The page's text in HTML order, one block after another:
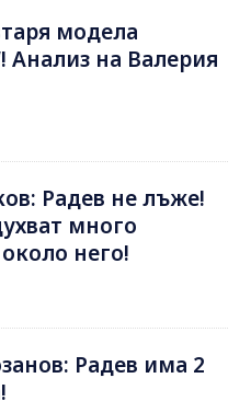
модела
Анализ на Валерия
Радев не лъже!
много
него!
Радев има 2